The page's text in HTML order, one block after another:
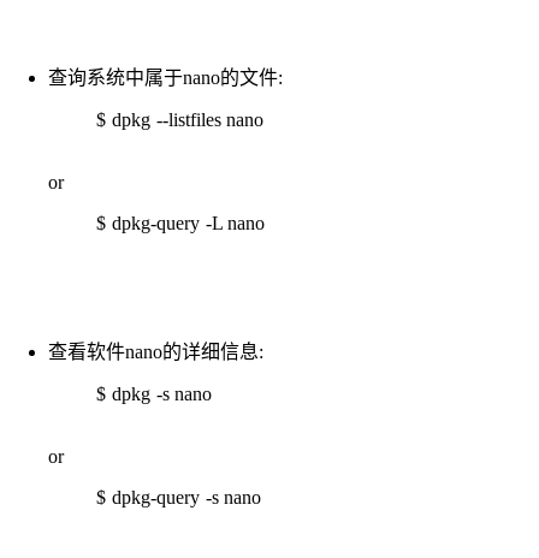
查询系统中属于nano的文件:
$ dpkg --listfiles nano
or
$ dpkg-query -L nano
查看软件nano的详细信息:
$ dpkg -s nano
or
$ dpkg-query -s nano